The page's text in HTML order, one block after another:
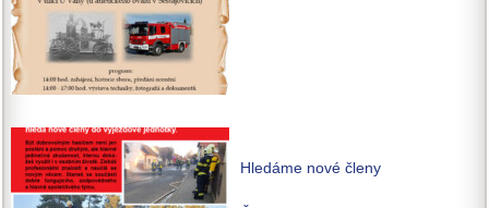
Hledáme nové členy